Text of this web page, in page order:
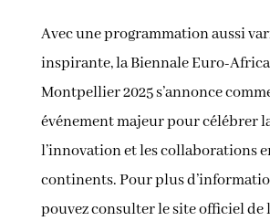
Avec une programmation aussi
inspirante, la Biennale Euro-
Montpellier 2025 s’annonce
événement majeur pour célébrer
l’innovation et les collaborations
continents. Pour plus
pouvez consulter le site officiel de